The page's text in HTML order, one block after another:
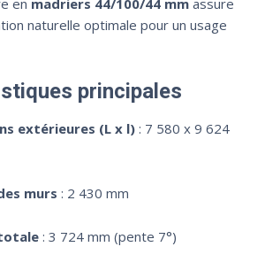
en madriers 44/100/44 mm assure
naturelle optimale pour un usage
principales
extérieures (L x l): 7 580 x 9 624
murs : 2 430 mm
: 3 724 mm (pente 7°)